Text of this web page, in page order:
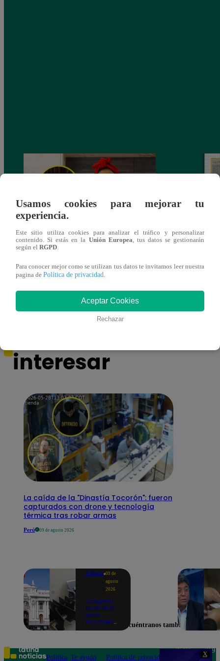
X
¿Por qué Nelly Rossinelli se volvió viral
También te puede
interesar
La caída de la "Dinastía Tocorón": fueron
capturados con drone y tecnología
térmica tras robar armas
Perú 09 de agosto 2026
Política 09 de
agosto
2026
Congreso
bicameral
inicia
funciones
precarias y
una pugna
Usamos cookies para mejorar tu
experiencia.
Este sitio utiliza cookies para analizar el tráfico y personalizar
contenido. Si estás en la Unión Europea, tus datos se gestionarán
según el RGPD.
Para conocer mejor como se utilizan tus datos te invitamos leer nuestra
pagina de Política de privacidad.
Aceptar Cookies
Rechazar
Encuéntranos también en
Política Te ayudo Política de privacidad
Teléfono: 219